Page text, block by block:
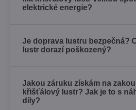
elektrické energie?
Je doprava lustru bezpečná?
lustr dorazí poškozený?
Jakou záruku získám na
křišťálový lustr? Jak je to s
díly?